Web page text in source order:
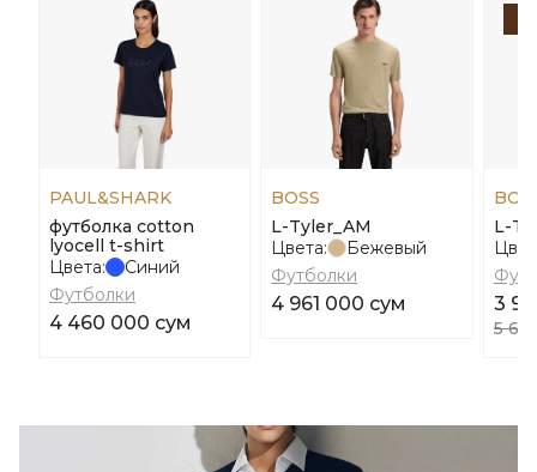
PAUL&SHARK
футболка cotton
lyocell t-shirt
Цвета:
Синий
Футболки
4 460 000 сум
BOSS
L-Tyler_AM
Цвета:
Бежевый
Футболки
4 961 000 сум
L-
3
5